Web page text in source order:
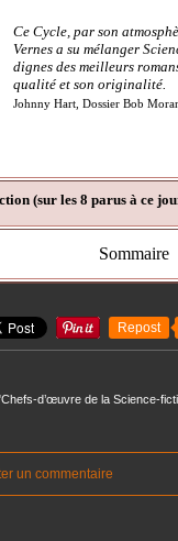
Ce Cycle, par son
Vernes a su mélanger
dignes des meilleurs
qualité et son originalité.
Johnny Hart, Dossier Bob
(sur les 8 parus à ce
Sommaire
Repost
d’œuvre de la Science-
un commentaire